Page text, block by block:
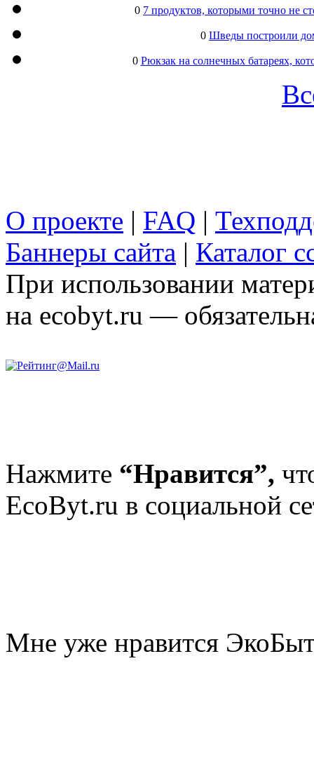
0 7 продуктов, которыми точно не
0 Шведы построили
0 Рюкзак на солнечных батареях,
О проекте | FAQ |
Баннеры сайта | Каталог
При использовании
на ecobyt.ru —
Нажмите “Нравится”,
EcoByt.ru в социальной
Мне уже нравится